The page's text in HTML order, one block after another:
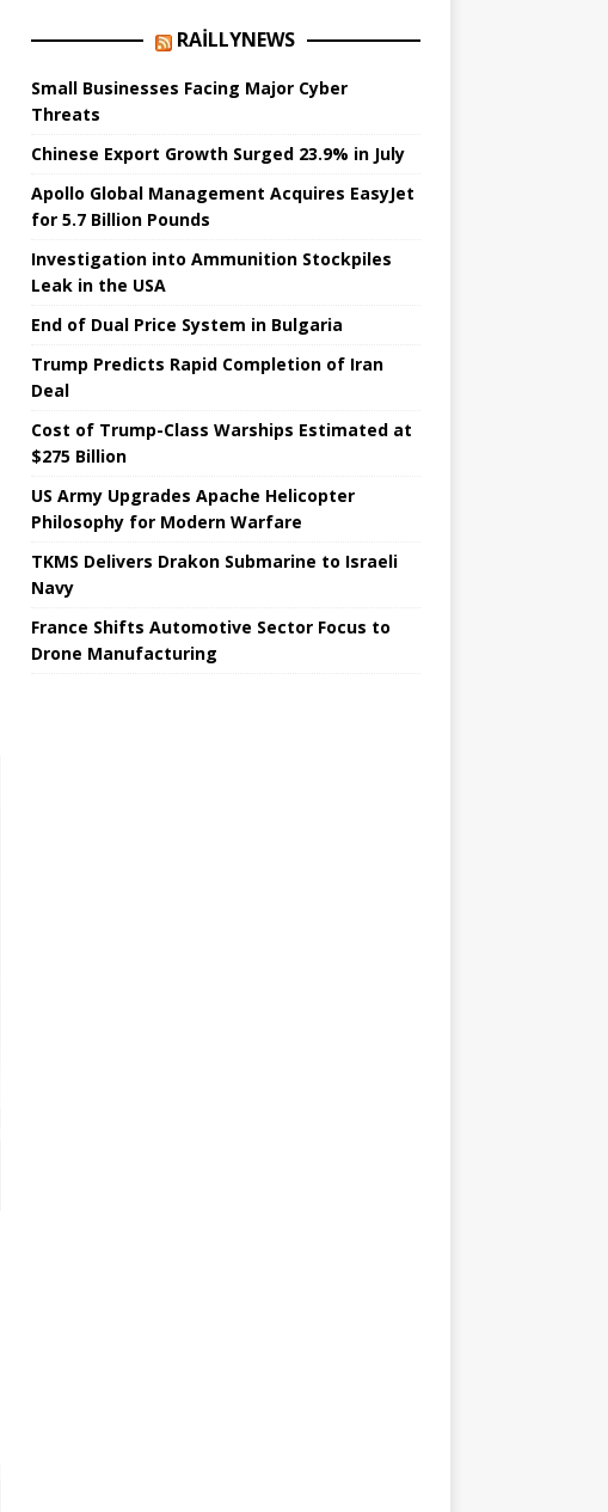
RAILLYNEWS
Small Businesses Facing Major Cyber ​​
Threats
Chinese Export Growth Surged 23.9% in July
Apollo Global Management Acquires EasyJet
for 5.7 Billion Pounds
Investigation into Ammunition Stockpiles
Leak in the USA
End of Dual Price System in Bulgaria
Trump Predicts Rapid Completion of Iran
Deal
Cost of Trump-Class Warships Estimated at
$275 Billion
US Army Upgrades Apache Helicopter
Philosophy for Modern Warfare
TKMS Delivers Drakon Submarine to Israeli
Navy
France Shifts Automotive Sector Focus to
Drone Manufacturing